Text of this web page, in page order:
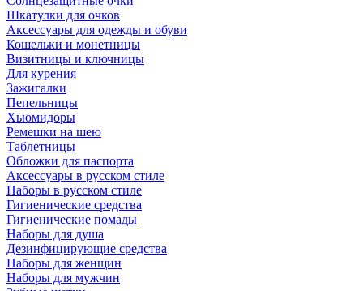
Шкатулки для очков
Аксессуары для одежды и обуви
Кошельки и монетницы
Визитницы и ключницы
Для курения
Зажигалки
Пепельницы
Хьюмидоры
Ремешки на шею
Таблетницы
Обложки для паспорта
Аксессуары в русском стиле
Наборы в русском стиле
Гигиенические средства
Гигиенические помады
Наборы для душа
Дезинфицирующие средства
Наборы для женщин
Наборы для мужчин